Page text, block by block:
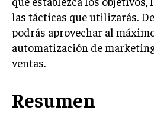
ÉTICA EMPRESARIAL Y
SOCIAL
BLOG
Acerca de Últimas entradas
las tácticas que utilizarás.
podrás aprovechar al
automatización de
ventas.
Resumen